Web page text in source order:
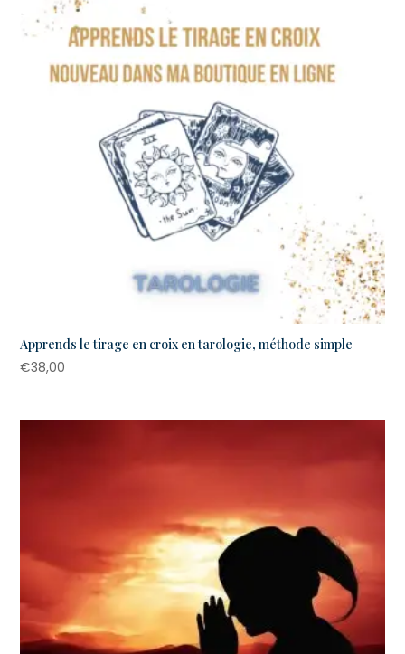
Apprends le tirage en croix en tarologie, méthode simple
€38,00